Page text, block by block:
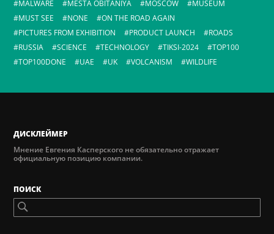
MALWARE
MESTA OBITANIYA MOSCOW
MUSEUM
MUST SEE
NONE
ON THE ROAD AGAIN
PICTURES FROM EXHIBITION
PRODUCT LAUNCH
ROADS
RUSSIA
SCIENCE TECHNOLOGY TIKSI-2024
TOP100
TOP100DONE
UAE UK VOLCANISM WILDLIFE
ДИСКЛЕЙМЕР
Мнение Евгения Касперского не обязательно отражает
официальную позицию компании.
ПОИСК